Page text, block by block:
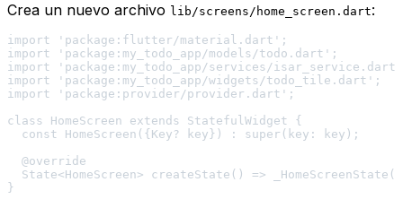
Crea un nuevo archivo lib/screens/home_screen.dart:
import 'package:flutter/material.dart';
import 'package:my_todo_app/models/todo.dart';
import 'package:my_todo_app/services/
import 'package:my_todo_app/widgets/todo_tile.dart';
import 'package:provider/provider.dart';
class HomeScreen extends StatefulWidget {
  const HomeScreen({Key? key}) : super(key: key);
  @override
State<HomeScreen> createState() =>
}